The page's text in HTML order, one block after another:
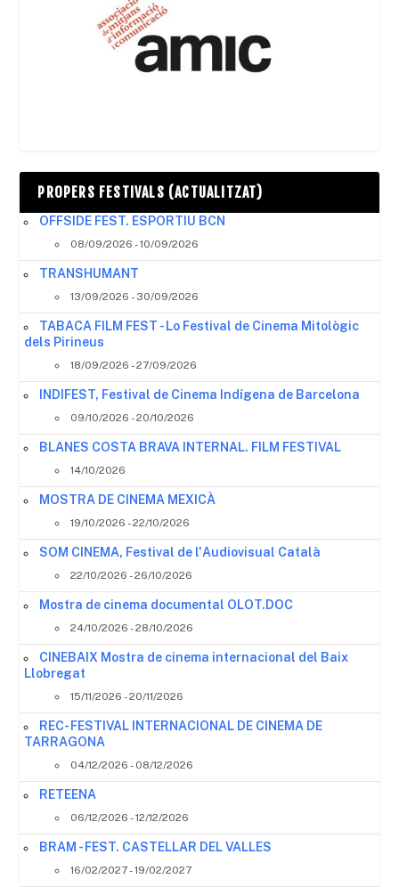
PROPERS FESTIVALS (ACTUALITZAT)
OFFSIDE FEST. ESPORTIU BCN
08/09/2026 - 10/09/2026
TRANSHUMANT
13/09/2026 - 30/09/2026
TABACA FILM FEST - Lo Festival de Cinema Mitològic
dels Pirineus
18/09/2026 - 27/09/2026
INDIFEST, Festival de Cinema Indígena de Barcelona
09/10/2026 - 20/10/2026
BLANES COSTA BRAVA INTERNAL. FILM FESTIVAL
14/10/2026
MOSTRA DE CINEMA MEXICÀ
19/10/2026 - 22/10/2026
SOM CINEMA, Festival de l'Audiovisual Català
22/10/2026 - 26/10/2026
Mostra de cinema documental OLOT.DOC
24/10/2026 - 28/10/2026
CINEBAIX Mostra de cinema internacional del Baix
Llobregat
15/11/2026 - 20/11/2026
REC- FESTIVAL INTERNACIONAL DE CINEMA DE
TARRAGONA
04/12/2026 - 08/12/2026
RETEENA
06/12/2026 - 12/12/2026
BRAM - FEST. CASTELLAR DEL VALLES
16/02/2027 - 19/02/2027